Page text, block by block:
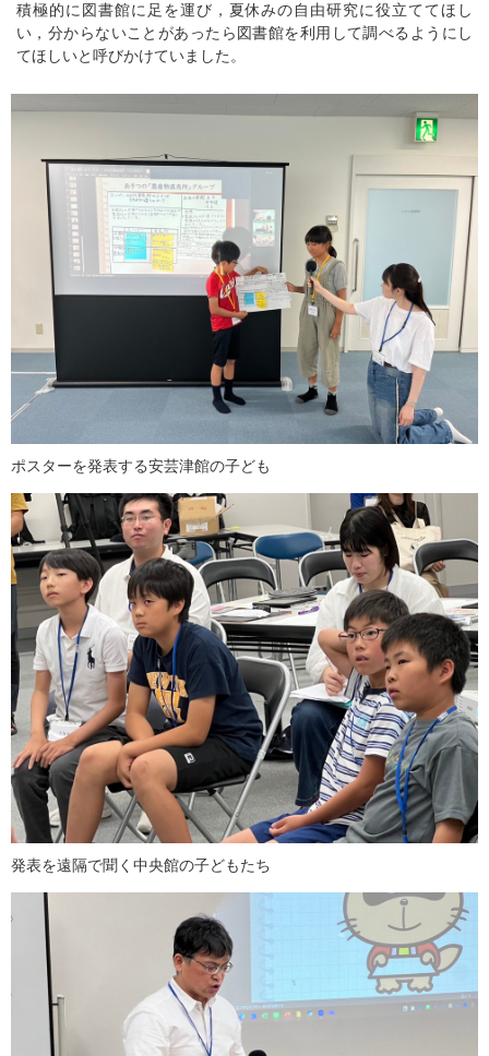
積極的に図書館に足を運び，夏休みの自由研究に役立ててほし
い，分からないことがあったら図書館を利用して調べるようにし
てほしいと呼びかけていました。
ポスターを発表する安芸津館の子ども
発表を遠隔で聞く中央館の子どもたち